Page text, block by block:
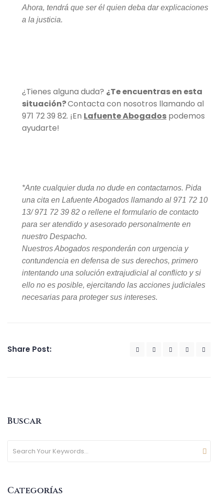
Ahora, tendrá que ser él quien deba dar explicaciones
a la justicia.
¿Tienes alguna duda? ¿Te encuentras en esta
situación?Contacta con nosotros llamando al
971 72 39 82. ¡En Lafuente Abogados podemos
ayudarte!
*Ante cualquier duda no dude en contactarnos. Pida
una cita en Lafuente Abogados llamando al 971 72 10
13/ 971 72 39 82 o rellene el formulario de contacto
para ser atendido y asesorado personalmente en
nuestro Despacho.
Nuestros Abogados responderán con urgencia y
contundencia en defensa de sus derechos, primero
intentando una solución extrajudicial al conflicto y si
ello no es posible, ejercitando las acciones judiciales
necesarias para proteger sus intereses.
Share Post:
Buscar
Categorías